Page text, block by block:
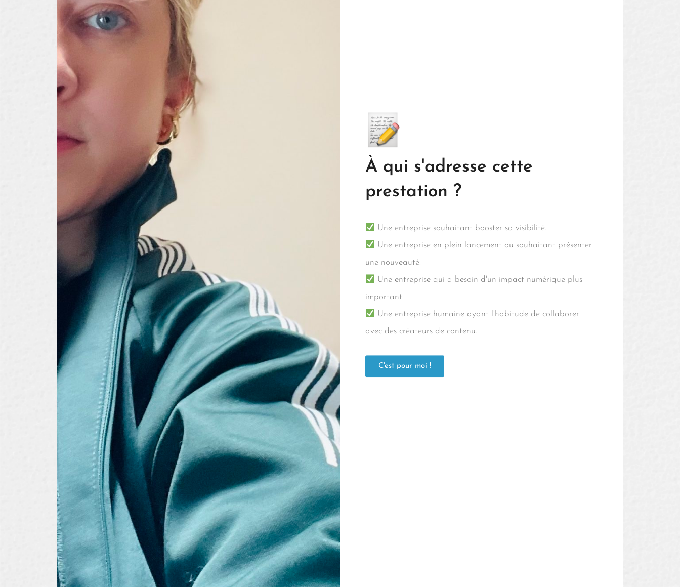
À qui s'adresse cette
prestation ?
Une entreprise souhaitant booster sa visibilité.
Une entreprise en plein lancement ou souhaitant présenter
une nouveauté.
Une entreprise qui a besoin d'un impact numérique plus
important.
Une entreprise humaine ayant l'habitude de collaborer
avec des créateurs de contenu.
C'est pour moi !